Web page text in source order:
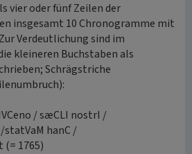
vier oder fünf Zeilen der
insgesamt 10 Chronogramme mit
Verdeutlichung sind im
kleineren Buchstaben als
Schrägstriche
/ sæCLI nostrI /
hanC /
(= 1765)